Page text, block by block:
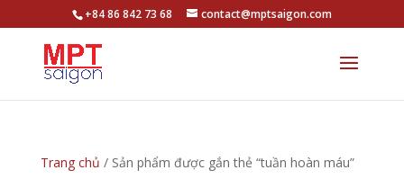
+84 86 842 73 68 contact@mptsaigon.com
Trang chủ / Sản phẩm được gắn thẻ “tuần hoàn máu”